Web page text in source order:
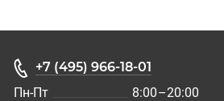
+7 (495) 966-18-01
Пн-Пт
8:00–20:00